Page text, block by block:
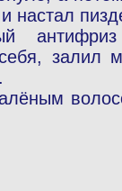
настал
залил